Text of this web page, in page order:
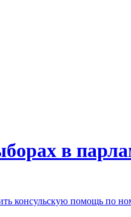
в
консульскую помощь по